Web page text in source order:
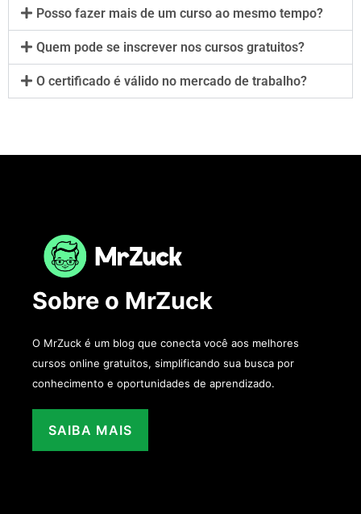
Posso fazer mais de um curso ao mesmo tempo?
Quem pode se inscrever nos cursos gratuitos?
O certificado é válido no mercado de trabalho?
Sobre o MrZuck
O MrZuck é um blog que conecta você aos melhores
cursos online gratuitos, simplificando sua busca por
conhecimento e oportunidades de aprendizado.
SAIBA MAIS